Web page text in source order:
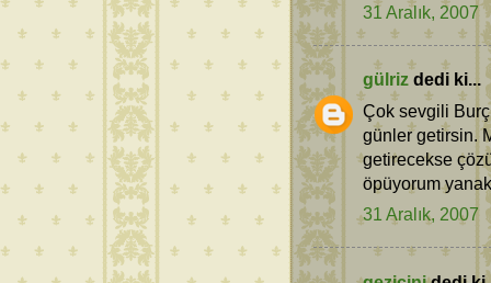
31 Aralık, 2007
gülriz dedi ki...
Çok sevgili
günler getirsin.
getirecekse
öpüyorum
31 Aralık, 2007